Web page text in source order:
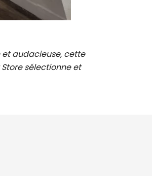
audacieuse, cette
sélectionne et